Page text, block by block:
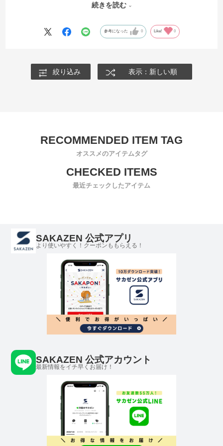
を見せたくなければチャックを閉じればいいだけなので問題なし。
続きを読む
参考になった 0 Like! 0
絞り込み 表示：新しい順
オススメのアイテムタグ
最近チェックしたアイテム
SAKAZEN 公式アプリ
より使いやすく！クーポンももらえる！
SAKAZEN 公式アカウント
最新情報をイチ早くお届け！